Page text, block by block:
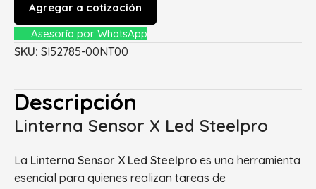
Agregar a cotización
Asesoría por WhatsApp
SKU: SI52785-00NT00
Descripción
Linterna Sensor X Led Steelpro
La Linterna Sensor X Led Steelpro es una herramienta
esencial para quienes realizan tareas de